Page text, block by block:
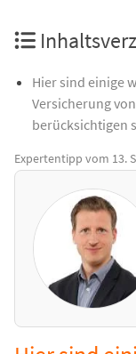
Hier sind einige
Versicherung
berücksichtigen
Expertentipp vom 13.